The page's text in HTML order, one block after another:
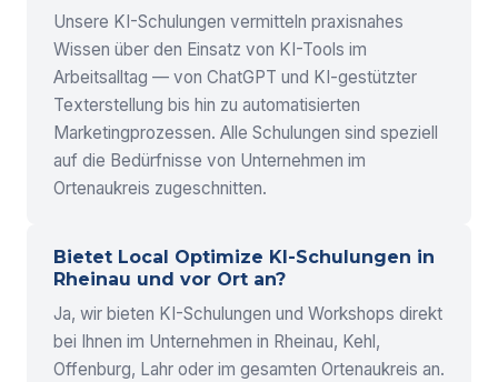
Unsere KI-Schulungen vermitteln praxisnahes
Wissen über den Einsatz von KI-Tools im
Arbeitsalltag — von ChatGPT und KI-gestützter
Texterstellung bis hin zu automatisierten
Marketingprozessen. Alle Schulungen sind speziell
auf die Bedürfnisse von Unternehmen im
Ortenaukreis zugeschnitten.
Bietet Local Optimize KI-Schulungen in
Rheinau und vor Ort an?
Ja, wir bieten KI-Schulungen und Workshops direkt
bei Ihnen im Unternehmen in Rheinau, Kehl,
Offenburg, Lahr oder im gesamten Ortenaukreis an.